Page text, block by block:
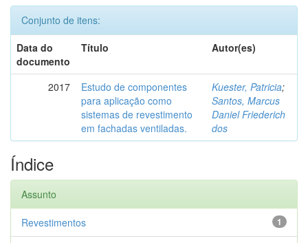
Conjunto de itens:
Data do
documento
Título Autor(es)
2017
Estudo de componentes
para aplicação como
sistemas de revestimento
em fachadas ventiladas.
Kuester, Patricia;
Santos, Marcus
Daniel Friederich
dos
Índice
Assunto
1
Revestimentos